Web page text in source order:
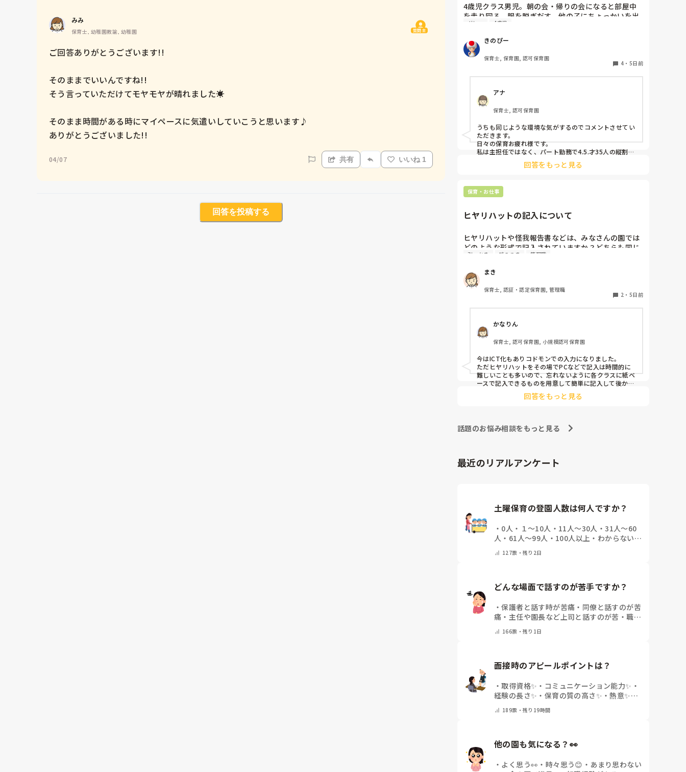
みみ
保育士, 幼稚園教諭, 幼稚園 質問主
ご回答ありがとうございます!!
そのままでいいんですね!!
そう言っていただけてモヤモヤが晴れました☀︎
そのまま時間がある時にマイペースに気遣いしていこうと思います♪
ありがとうございました!!
04/07 共有 いいね 1
回答を投稿する
4歳児クラス男児。朝の会・帰りの会になると部屋中
を走り回る、服を脱ぎだす、他の子にちょっかいを出
します。
先生は他にもクラス内に要支援児数名おり、そちらの
対応で精一杯です。
私がその子の対応をしているとクラス全体の流れが止
まってしまい、クラス全体が落ち着かなくなってしま
み余計に興奮状態となる…という悪循環に陥ってしま
っています。
何か少しでも良い方法はないかなと悩み、ここで相談
グレー 4歳児
きのぴー
保育士, 保育園, 認可保育園
4 ・ 5日前
アナ
保育士, 認可保育園
うちも同じような環境な気がするのでコメントさせてい
ただきます。
日々の保育お疲れ様です。
私は主担任ではなく、パート勤務で4.5.才35人の縦割り
うのにも難しく、今はまず椅子に座らせて落ち着き、歌
う時は椅子の前で立って歌っています。
もいいから座っていてね。と話をし、それを5月頃から
あっちにもこっちにも走り回る子がいると1人では対応
出来ないですよね。。
要支援児とも関係が出来、私といることが安全基地と思
保育士不足の中、要支援児がふえ、法的にはクリアして
いても手が足りないですよね。
メンタルやられないようにリフレッシュしながら頑張り
回答をもっと見る
保育・お仕事
ヒヤリハットの記入について
ヒヤリハットや怪我報告書などは、みなさんの園では
どのような形式で記入されていますか？どちらも同じ
様式ですか？園の経営者が変わったため、様式を変え
悩んでいます。
引っかき 噛みつき 管理職
まき
保育士, 認証・認定保育園, 管理職
2 ・ 5日前
かなりん
保育士, 認可保育園, 小規模認可保育園
今はICT化もありコドモンでの入力になりました。
ただヒヤリハットをその場でPCなどで記入は時間的に
難しいことも多いので、忘れないように各クラスに紙ベ
ースで記入できるものを用意して簡単に記入して後から
コドモンで入力するようになりました。
回答をもっと見る
話題のお悩み相談をもっと見る
最近のリアルアンケート
土曜保育の登園人数は何人ですか？
・ 0人 ・ １～10人 ・ 11人～30人 ・31人～60
人 ・ 61人～99人 ・ 100人以上 ・ わからない、
下さい)
127票・残り2日
どんな場面で話すのが苦手ですか？
・保護者と話す時が苦痛 ・ 同僚と話すのが苦
痛 ・ 主任や園長など上司と話すのが苦 ・職員
痛じゃない♡・
166票・残り1日
面接時のアピールポイントは？
・取得資格✨ ・ コミュニケーション能力✨ ・
経験の長さ✨ ・ 保育の質の高さ✨ ・熱意✨・
い)189票・残り19時間
他の園も気になる？👀
・ よく思う👀 ・ 時々思う😊 ・ あまり思わない